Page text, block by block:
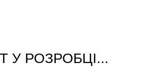
У РОЗРОБЦІ...